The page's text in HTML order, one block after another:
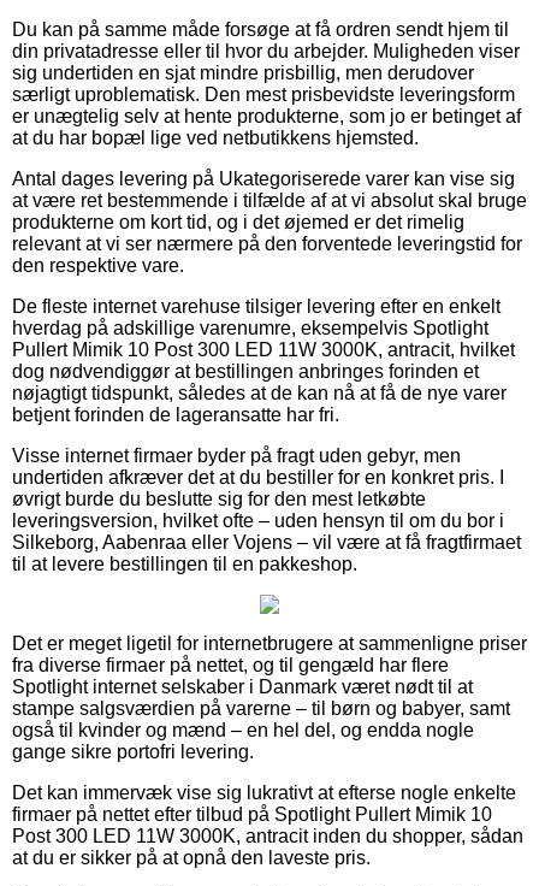
Du kan på samme måde forsøge at få ordren sendt hjem til
din privatadresse eller til hvor du arbejder. Muligheden viser
sig undertiden en sjat mindre prisbillig, men derudover
særligt uproblematisk. Den mest prisbevidste leveringsform
er unægtelig selv at hente produkterne, som jo er betinget af
at du har bopæl lige ved netbutikkens hjemsted.
Antal dages levering på Ukategoriserede varer kan vise sig
at være ret bestemmende i tilfælde af at vi absolut skal bruge
produkterne om kort tid, og i det øjemed er det rimelig
relevant at vi ser nærmere på den forventede leveringstid for
den respektive vare.
De fleste internet varehuse tilsiger levering efter en enkelt
hverdag på adskillige varenumre, eksempelvis Spotlight
Pullert Mimik 10 Post 300 LED 11W 3000K, antracit, hvilket
dog nødvendiggør at bestillingen anbringes forinden et
nøjagtigt tidspunkt, således at de kan nå at få de nye varer
betjent forinden de lageransatte har fri.
Visse internet firmaer byder på fragt uden gebyr, men
undertiden afkræver det at du bestiller for en konkret pris. I
øvrigt burde du beslutte sig for den mest letkøbte
leveringsversion, hvilket ofte – uden hensyn til om du bor i
Silkeborg, Aabenraa eller Vojens – vil være at få fragtfirmaet
til at levere bestillingen til en pakkeshop.
Det er meget ligetil for internetbrugere at sammenligne priser
fra diverse firmaer på nettet, og til gengæld har flere
Spotlight internet selskaber i Danmark været nødt til at
stampe salgsværdien på varerne – til børn og babyer, samt
også til kvinder og mænd – en hel del, og endda nogle
gange sikre portofri levering.
Det kan immervæk vise sig lukrativt at efterse nogle enkelte
firmaer på nettet efter tilbud på Spotlight Pullert Mimik 10
Post 300 LED 11W 3000K, antracit inden du shopper, sådan
at du er sikker på at opnå den laveste pris.